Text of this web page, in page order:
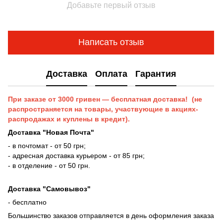
Добавьте первый отзыв
Написать отзыв
Доставка Оплата Гарантия
При заказе от 3000 гривен — бесплатная доставка! (не
распространяется на товары, участвующие в акциях-
распродажах и куплены в кредит).
Доставка "Новая Почта"
- в почтомат - от 50 грн;
- адресная доставка курьером - от 85 грн;
- в отделение - от 50 грн.
Доставка "Самовывоз"
- бесплатно
Большинство заказов отправляется в день оформления заказа